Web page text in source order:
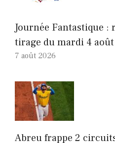
Journée Fantastique
tirage du mardi 4
7 août 2026
Abreu frappe 2